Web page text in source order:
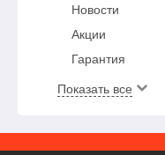
Новости
Акции
Гарантия
Показать все